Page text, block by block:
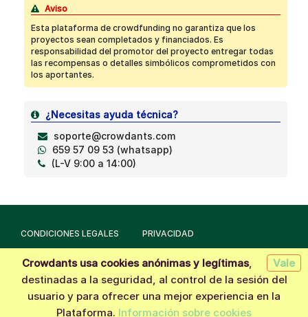
Aviso
Esta plataforma de crowdfunding no garantiza que los
proyectos sean completados y financiados. Es
responsabilidad del promotor del proyecto entregar todas
las recompensas o detalles simbólicos comprometidos con
los aportantes.
¿Necesitas ayuda técnica?
soporte@crowdants.com
659 57 09 53 (whatsapp)
(L-V 9:00 a 14:00)
CONDICIONES LEGALES PRIVACIDAD
Hecho con la tecnología deCrowdants © 2026
Vale
Crowdants usa cookies anónimas y legítimas,
destinadas a la seguridad, al control de la sesión del
usuario y para ofrecer una mejor experiencia en la
Plataforma. Información sobre cookies